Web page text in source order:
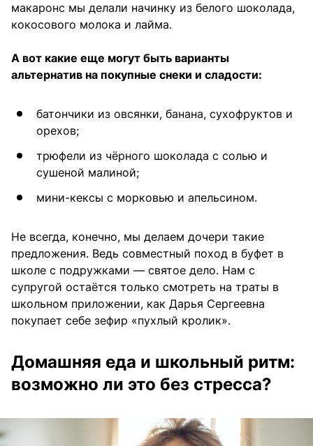
макаронс мы делали начинку из белого шоколада,
кокосового молока и лайма.
А вот какие еще могут быть варианты
альтернатив на покупные снеки и сладости:
батончики из овсянки, банана, сухофруктов и
орехов;
трюфели из чёрного шоколада с солью и
сушеной малиной;
мини-кексы с морковью и апельсином.
Не всегда, конечно, мы делаем дочери такие
предложения. Ведь совместный поход в буфет в
школе с подружками — святое дело. Нам с
супругой остаётся только смотреть на траты в
школьном приложении, как Дарья Сергеевна
покупает себе зефир «пухлый кролик».
Домашняя еда и школьный ритм:
возможно ли это без стресса?